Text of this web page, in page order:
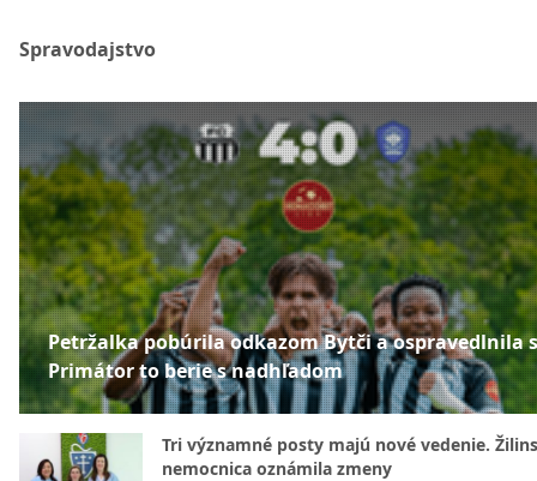
Spravodajstvo
Petržalka pobúrila odkazom Bytči a ospravedlnila
Primátor to berie s nadhľadom
Tri významné posty majú nové vedenie.
nemocnica oznámila zmeny